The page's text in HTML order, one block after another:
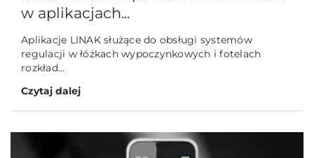
w aplikacjach...
Aplikacje LINAK służące do obsługi systemów
regulacji w łóżkach wypoczynkowych i fotelach
rozkład...
Czytaj dalej